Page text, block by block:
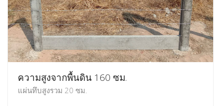
ความสูงจากพื้นดิน 160 ซม.
แผ่นทึบสูงรวม 20 ซม.